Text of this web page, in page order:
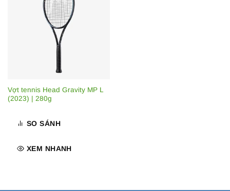
Vợt tennis Head Gravity MP L
(2023) | 280g
SO SÁNH
XEM NHANH